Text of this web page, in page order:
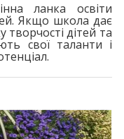
ланка освіти
Якщо школа дає
творчості дітей та
свої таланти і